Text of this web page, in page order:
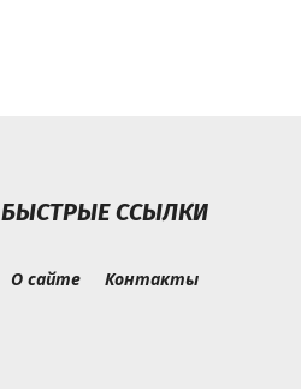
БЫСТРЫЕ ССЫЛКИ
О сайте Контакты